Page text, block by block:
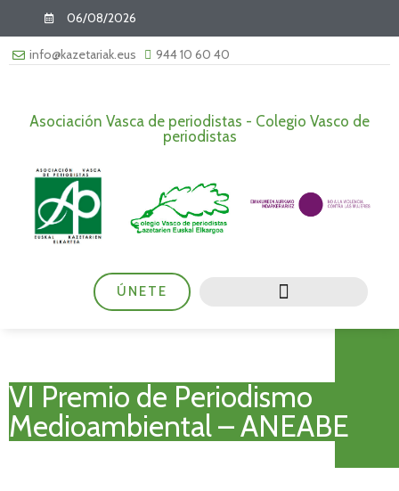
06/08/2026
info@kazetariak.eus 944 10 60 40
Asociación Vasca de periodistas - Colegio Vasco de
periodistas
ÚNETE
VI Premio de Periodismo
Medioambiental – ANEABE